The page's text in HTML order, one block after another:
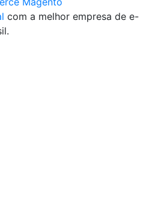
com a melhor empresa de e-